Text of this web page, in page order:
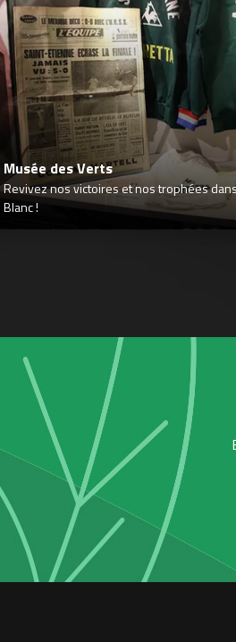
Musée des Verts
Revivez nos victoires et nos trophées
Blanc !